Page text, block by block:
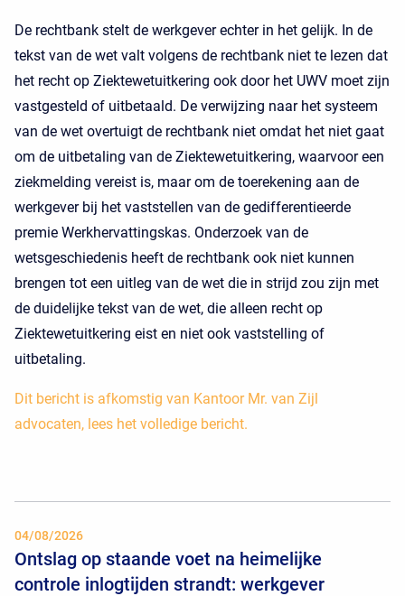
De rechtbank stelt de werkgever echter in het gelijk. In de
tekst van de wet valt volgens de rechtbank niet te lezen dat
het recht op Ziektewetuitkering ook door het UWV moet zijn
vastgesteld of uitbetaald. De verwijzing naar het systeem
van de wet overtuigt de rechtbank niet omdat het niet gaat
om de uitbetaling van de Ziektewetuitkering, waarvoor een
ziekmelding vereist is, maar om de toerekening aan de
werkgever bij het vaststellen van de gedifferentieerde
premie Werkhervattingskas. Onderzoek van de
wetsgeschiedenis heeft de rechtbank ook niet kunnen
brengen tot een uitleg van de wet die in strijd zou zijn met
de duidelijke tekst van de wet, die alleen recht op
Ziektewetuitkering eist en niet ook vaststelling of
uitbetaling.
Dit bericht is afkomstig van Kantoor Mr. van Zijl
advocaten, lees het volledige bericht.
04/08/2026
Ontslag op staande voet na heimelijke
controle inlogtijden strandt: werkgever